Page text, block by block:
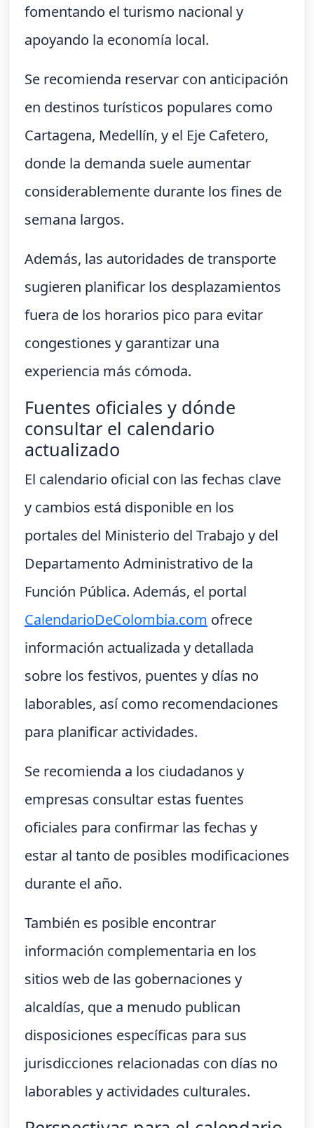
fomentando el turismo nacional y
apoyando la economía local.
Se recomienda reservar con anticipación
en destinos turísticos populares como
Cartagena, Medellín, y el Eje Cafetero,
donde la demanda suele aumentar
considerablemente durante los fines de
semana largos.
Además, las autoridades de transporte
sugieren planificar los desplazamientos
fuera de los horarios pico para evitar
congestiones y garantizar una
experiencia más cómoda.
Fuentes oficiales y dónde
consultar el calendario
actualizado
El calendario oficial con las fechas clave
y cambios está disponible en los
portales del Ministerio del Trabajo y del
Departamento Administrativo de la
Función Pública. Además, el portal
CalendarioDeColombia.com ofrece
información actualizada y detallada
sobre los festivos, puentes y días no
laborables, así como recomendaciones
para planificar actividades.
Se recomienda a los ciudadanos y
empresas consultar estas fuentes
oficiales para confirmar las fechas y
estar al tanto de posibles modificaciones
durante el año.
También es posible encontrar
información complementaria en los
sitios web de las gobernaciones y
alcaldías, que a menudo publican
disposiciones específicas para sus
jurisdicciones relacionadas con días no
laborables y actividades culturales.